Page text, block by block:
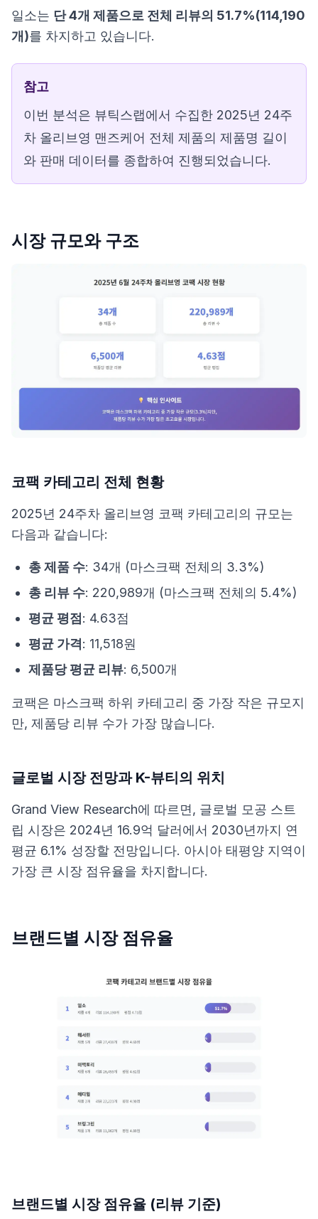
일소는 단 4개 제품으로 전체 리뷰의 51.7%(114,190
개)를 차지하고 있습니다.
참고
이번 분석은 뷰틱스랩에서 수집한 2025년 24주
차 올리브영 맨즈케어 전체 제품의 제품명 길이
와 판매 데이터를 종합하여 진행되었습니다.
시장 규모와 구조
코팩 카테고리 전체 현황
2025년 24주차 올리브영 코팩 카테고리의 규모는
다음과 같습니다:
총 제품 수: 34개 (마스크팩 전체의 3.3%)
총 리뷰 수: 220,989개 (마스크팩 전체의 5.4%)
평균 평점 : 4.63점
평균 가격 : 11,518원
제품당 평균 리뷰: 6,500개
코팩은 마스크팩 하위 카테고리 중 가장 작은 규모지
만, 제품당 리뷰 수가 가장 많습니다.
글로벌 시장 전망과 K-뷰티의 위치
Grand View Research에 따르면, 글로벌 모공 스트
립 시장은 2024년 16.9억 달러에서 2030년까지 연
평균 6.1% 성장할 전망입니다. 아시아 태평양 지역이
가장 큰 시장 점유율을 차지합니다.
브랜드별 시장 점유율
브랜드별 시장 점유율 (리뷰 기준)